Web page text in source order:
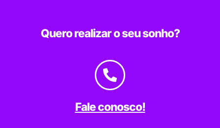
Quero realizar o seu sonho?
Fale conosco!